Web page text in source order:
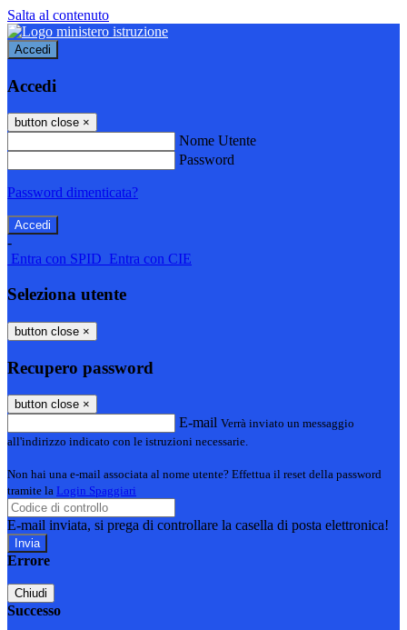
Salta al contenuto
Accedi
Accedi
button close ×
Nome Utente
Password
Password dimenticata?
-
Entra con SPID Entra con CIE
Seleziona utente
button close ×
Recupero password
button close ×
E-mail Verrà inviato un messaggio
all'indirizzo indicato con le istruzioni necessarie.
Non hai una e-mail associata al nome utente? Effettua il reset della password
tramite la Login Spaggiari
E-mail inviata, si prega di controllare la casella di posta elettronica!
Errore
Chiudi
Successo